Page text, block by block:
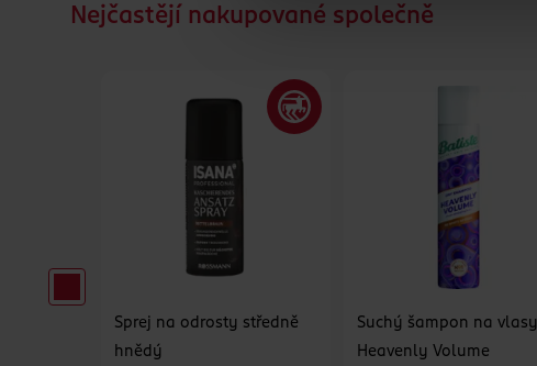
Nejčastějí nakupované společně
Sprej na odrosty středně
hnědý
Suchý šampon na vlasy
Heavenly Volume